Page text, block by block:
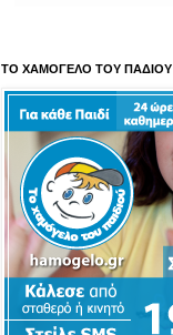
ΤΟ ΧΑΜΟΓΕΛΟ ΤΟΥ ΠΑΔΙΟΥ